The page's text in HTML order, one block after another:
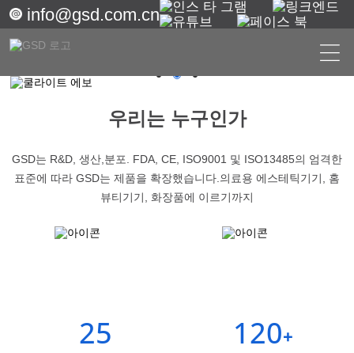
info@gsd.com.cn
우리는 누구인가
GSD는 R&D, 생산,분포. FDA, CE, ISO9001 및 ISO13485의 엄격한
표준에 따라 GSD는 제품을 확장했습니다.의료용 에스테틱기기, 홈
뷰티기기, 화장품에 이르기까지
25 120+